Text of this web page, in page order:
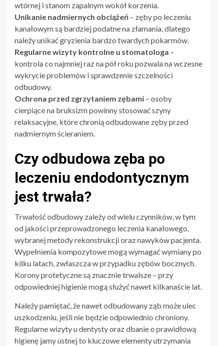
wtórnej i stanom zapalnym wokół korzenia.
Unikanie nadmiernych obciążeń – zęby po leczeniu
kanałowym są bardziej podatne na złamania, dlatego
należy unikać gryzienia bardzo twardych pokarmów.
Regularne wizyty kontrolne u stomatologa –
kontrola co najmniej raz na pół roku pozwala na wczesne
wykrycie problemów i sprawdzenie szczelności
odbudowy.
Ochrona przed zgrzytaniem zębami – osoby
cierpiące na bruksizm powinny stosować szyny
relaksacyjne, które chronią odbudowane zęby przed
nadmiernym ścieraniem.
Czy odbudowa zęba po
leczeniu endodontycznym
jest trwała?
Trwałość odbudowy zależy od wielu czynników, w tym
od jakości przeprowadzonego leczenia kanałowego,
wybranej metody rekonstrukcji oraz nawyków pacjenta.
Wypełnienia kompozytowe mogą wymagać wymiany po
kilku latach, zwłaszcza w przypadku zębów bocznych.
Korony protetyczne są znacznie trwalsze – przy
odpowiedniej higienie mogą służyć nawet kilkanaście lat.
Należy pamiętać, że nawet odbudowany ząb może ulec
uszkodzeniu, jeśli nie będzie odpowiednio chroniony.
Regularne wizyty u dentysty oraz dbanie o prawidłową
higienę jamy ustnej to kluczowe elementy utrzymania